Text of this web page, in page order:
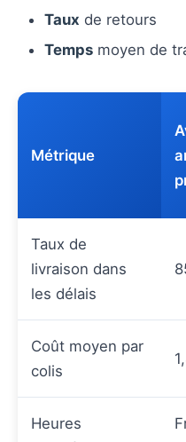
Taux de retours
Temps moyen de
Métrique
Taux de
livraison dans
les délais
Coût moyen par
colis
Heures